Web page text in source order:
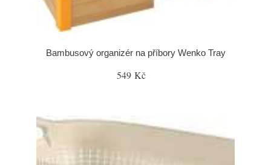
Bambusový organizér na příbory Wenko Tray
549 Kč